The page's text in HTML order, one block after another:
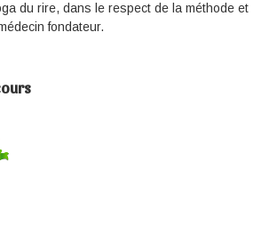
du rire, dans le respect de la méthode et
fondateur.